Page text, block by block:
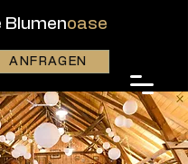
Blumenoase
ANFRAGEN